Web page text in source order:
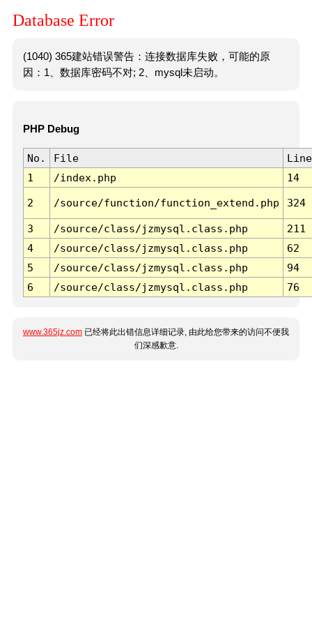
Database Error
(1040) 365建站错误警告：连接数据库失败，可能的原
因：1、数据库密码不对; 2、mysql未启动。
PHP Debug
No. File
Line
1
/index.php 14
2 /source/function/function_extend.php 324
3 /source/class/jzmysql.class.php
211
4
/source/class/jzmysql.class.php
62
5
/source/class/jzmysql.class.php
94
6
/source/class/jzmysql.class.php 76
www.365jz.com 已经将此出错信息详细记录, 由此给您带来的访问不便我
们深感歉意.